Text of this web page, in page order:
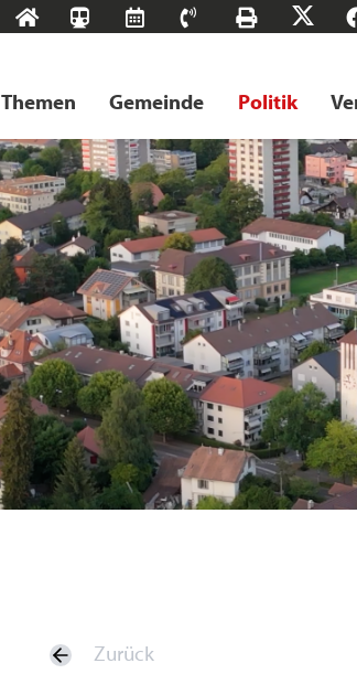
StartSBB-
RMS Kontakt
Themen Gemeinde Politik
Zurück